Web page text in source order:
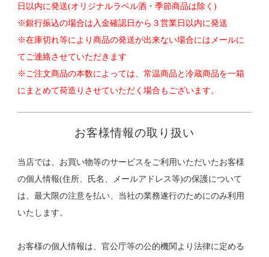
日以内に発送(オリジナルラベル酒・季節商品は除く)
※銀行振込の場合は入金確認日から３営業日以内に発送
※在庫切れ等により商品の発送が出来ない場合にはメールに
てご連絡させていただきます
※ご注文商品の本数によっては、常温商品と冷蔵商品を一箱
にまとめて荷造りさせていただく場合もございます。
お客様情報の取り扱い
当店では、お買い物等のサービスをご利用いただいたお客様
の個人情報(住所、氏名、メールアドレス等)の保護について
は、最大限の注意を払い、当社の業務遂行のためにのみ利用
いたします。
お客様の個人情報は、官公庁等の公的機関より法律に定める